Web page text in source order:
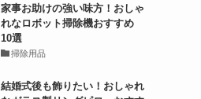
家事お助けの強い味方！おしゃ
れなロボット掃除機おすすめ
10選
掃除用品
結婚式後も飾りたい！おしゃれ